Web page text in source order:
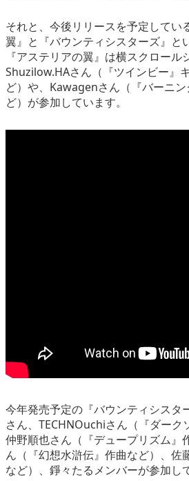
それと、今後リリースを予定してい
翼』と『バウンティシスターズ』と
『アステリアの翼』は横スクロール
Shuzilow.HAさん（『ツインビー』
ど）や、Kawagenさん（『バーニ
ど）が参加しています。
今年発売予定の『バウンティシスタ
さん、TECHNOuchiさん（『ダーク
仲野順也さん（『デュープリズム』
ん（『幻想水滸伝』作曲など）、佐
など）、錚々たるメンバーが参加し